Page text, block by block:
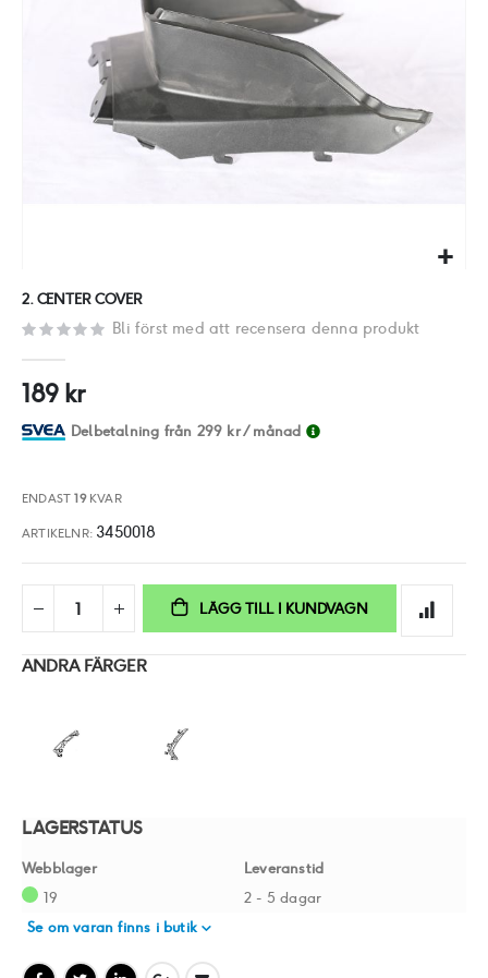
början
bildgalleriet
2. CENTER COVER
Bli först med att recensera denna produkt
189 kr
Delbetalning från 299 kr/ månad
ENDAST19KVAR
ARTIKELNR 3450018
LÄGG TILL I KUNDVAGN
ANDRA FÄRGER
LAGERSTATUS
Webblager
Leveranstid
19
2 - 5 dagar
Se om varan finns i butik